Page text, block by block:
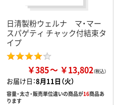
日清製粉ウェルナ マ・マー
スパゲティ チャック付結束タ
イプ
￥385 ￥13,802
お届け日：8月11日（火）
容量・太さ・販売単位違いの商品が16商品あ
ります